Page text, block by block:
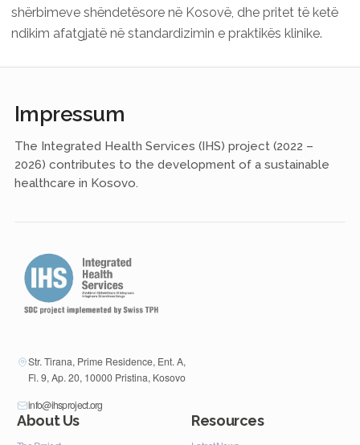
shërbimeve shëndetësore në Kosovë, dhe pritet të ketë
ndikim afatgjatë në standardizimin e praktikës klinike.
Impressum
The Integrated Health Services (IHS) project (2022 –
2026) contributes to the development of a sustainable
healthcare in Kosovo.
Str. Tirana, Prime Residence, Ent. A,
Fl. 9, Ap. 20, 10000 Pristina, Kosovo
info@ihsproject.org
About Us Resources